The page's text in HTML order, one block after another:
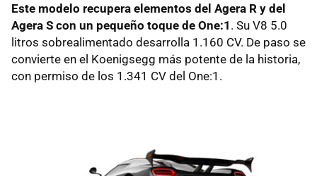
Este modelo recupera elementos del Agera R y del
Agera S con un pequeño toque de One:1 . Su V8 5.0
litros sobrealimentado desarrolla 1.160 CV. De paso se
convierte en el Koenigsegg más potente de la historia,
con permiso de los 1.341 CV del One:1.